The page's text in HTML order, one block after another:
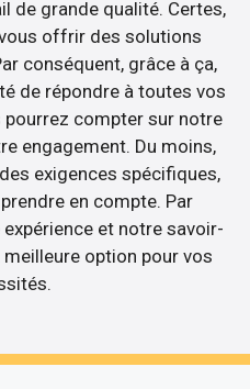
de grande qualité. Certes,
offrir des solutions
conséquent, grâce à ça,
de répondre à toutes vos
pourrez compter sur notre
engagement. Du moins,
exigences spécifiques,
en compte. Par
et notre savoir-
option pour vos